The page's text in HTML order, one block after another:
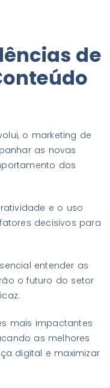
de
o marketing de
as novas
dos
e o uso
decisivos para
entender as
o futuro do setor
mais impactantes
as melhores
digital e maximizar